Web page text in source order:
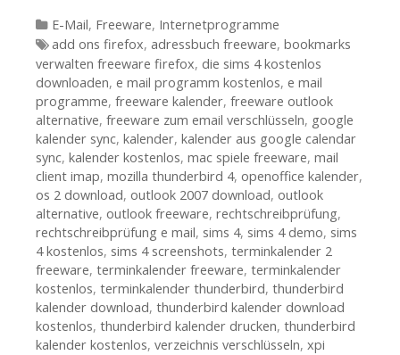
Kategorien
E-Mail, Freeware, Internetprogramme
Tags
add ons firefox, adressbuch freeware, bookmarks
verwalten freeware firefox, die sims 4 kostenlos
downloaden, e mail programm kostenlos, e mail
programme, freeware kalender, freeware outlook
alternative, freeware zum email verschlüsseln, google
kalender sync, kalender, kalender aus google calendar
sync, kalender kostenlos, mac spiele freeware, mail
client imap, mozilla thunderbird 4, openoffice kalender,
os 2 download, outlook 2007 download, outlook
alternative, outlook freeware, rechtschreibprüfung,
rechtschreibprüfung e mail, sims 4, sims 4 demo, sims
4 kostenlos, sims 4 screenshots, terminkalender 2
freeware, terminkalender freeware, terminkalender
kostenlos, terminkalender thunderbird, thunderbird
kalender download, thunderbird kalender download
kostenlos, thunderbird kalender drucken, thunderbird
kalender kostenlos, verzeichnis verschlüsseln, xpi